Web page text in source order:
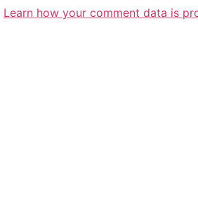
Learn how your comment data is